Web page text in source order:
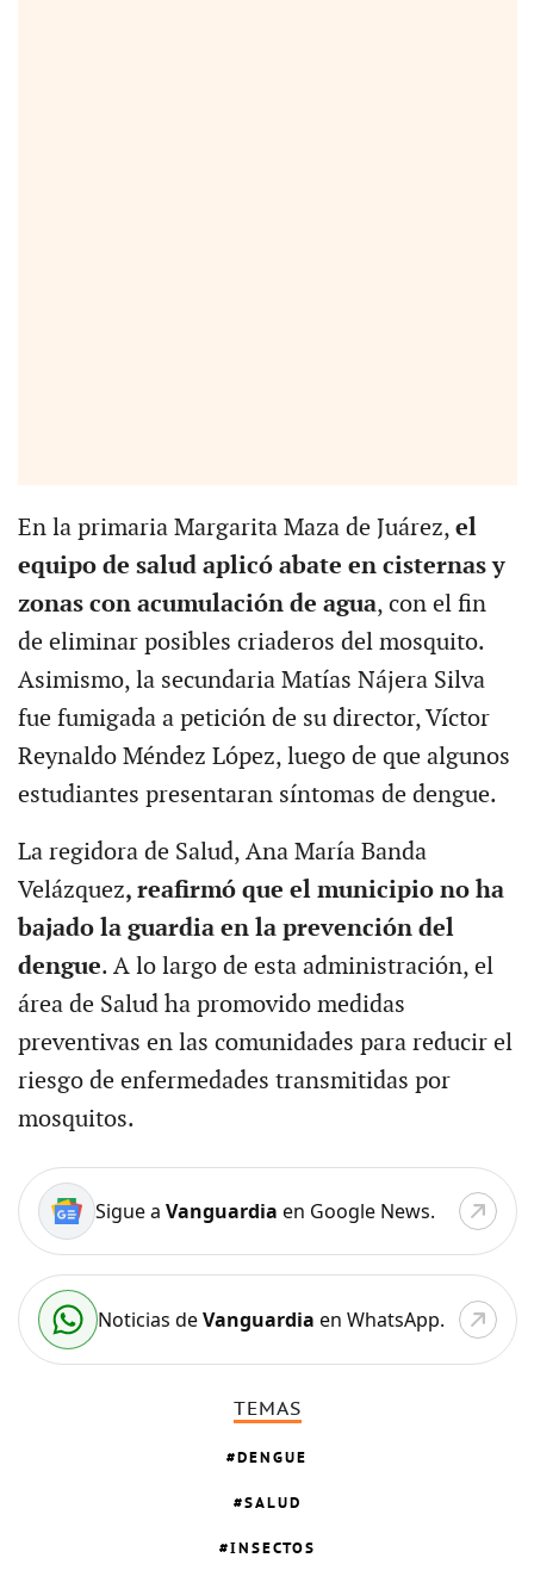
En la primaria Margarita Maza de Juárez, el
equipo de salud aplicó abate en cisternas y
zonas con acumulación de agua, con el fin
de eliminar posibles criaderos del mosquito.
Asimismo, la secundaria Matías Nájera Silva
fue fumigada a petición de su director, Víctor
Reynaldo Méndez López, luego de que algunos
estudiantes presentaran síntomas de dengue.
La regidora de Salud, Ana María Banda
Velázquez, reafirmó que el municipio no ha
bajado la guardia en la prevención del
dengue. A lo largo de esta administración, el
área de Salud ha promovido medidas
preventivas en las comunidades para reducir el
riesgo de enfermedades transmitidas por
mosquitos.
Sigue a Vanguardia en Google News.
Noticias deVanguardia en WhatsApp.
TEMAS
DENGUE
SALUD
INSECTOS